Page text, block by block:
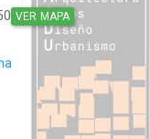
VER MAPA